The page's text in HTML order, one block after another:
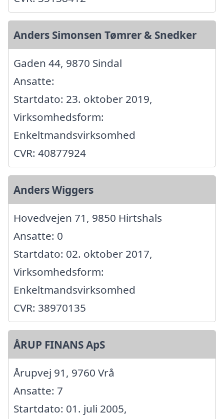
Anders Simonsen Tømrer & Snedker
Gaden 44, 9870 Sindal
Ansatte:
Startdato: 23. oktober 2019,
Virksomhedsform:
Enkeltmandsvirksomhed
CVR: 40877924
Anders Wiggers
Hovedvejen 71, 9850 Hirtshals
Ansatte: 0
Startdato: 02. oktober 2017,
Virksomhedsform:
Enkeltmandsvirksomhed
CVR: 38970135
ÅRUP FINANS ApS
Årupvej 91, 9760 Vrå
Ansatte: 7
Startdato: 01. juli 2005,